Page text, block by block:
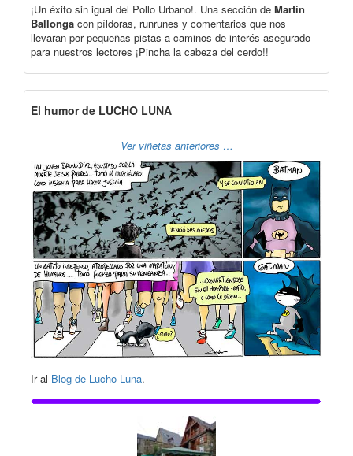
¡Un éxito sin igual del Pollo Urbano!. Una sección de Martín
Ballonga con píldoras, runrunes y comentarios que nos
llevaran por pequeñas pistas a caminos de interés asegurado
para nuestros lectores ¡Pincha la cabeza del cerdo!!
El humor de LUCHO LUNA
Ver viñetas anteriores …
Ir al Blog de Lucho Luna.